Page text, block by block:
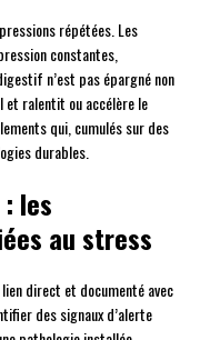
répétées. Les
constantes,
n’est pas épargné non
ralentit ou accélère le
qui, cumulés sur des
durables.
les
au stress
direct et documenté avec
des signaux d’alerte